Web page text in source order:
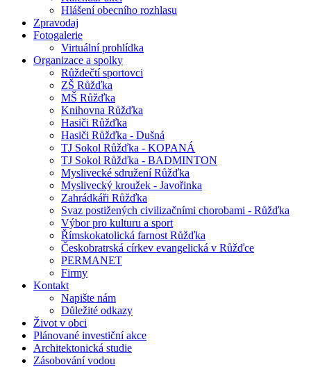
Hlášení obecního rozhlasu
Zpravodaj
Fotogalerie
Virtuální prohlídka
Organizace a spolky
Růždečtí sportovci
ZŠ Růžďka
MŠ Růžďka
Knihovna Růžďka
Hasiči Růžďka
Hasiči Růžďka - Dušná
TJ Sokol Růžďka - KOPANÁ
TJ Sokol Růžďka - BADMINTON
Myslivecké sdružení Růžďka
Myslivecký kroužek - Javořinka
Zahrádkáři Růžďka
Svaz postižených civilizačními chorobami - Růžďka
Výbor pro kulturu a sport
Římskokatolická farnost Růžďka
Českobratrská církev evangelická v Růžďce
PERMANET
Firmy
Kontakt
Napište nám
Důležité odkazy
Život v obci
Plánované investiční akce
Architektonická studie
Zásobování vodou